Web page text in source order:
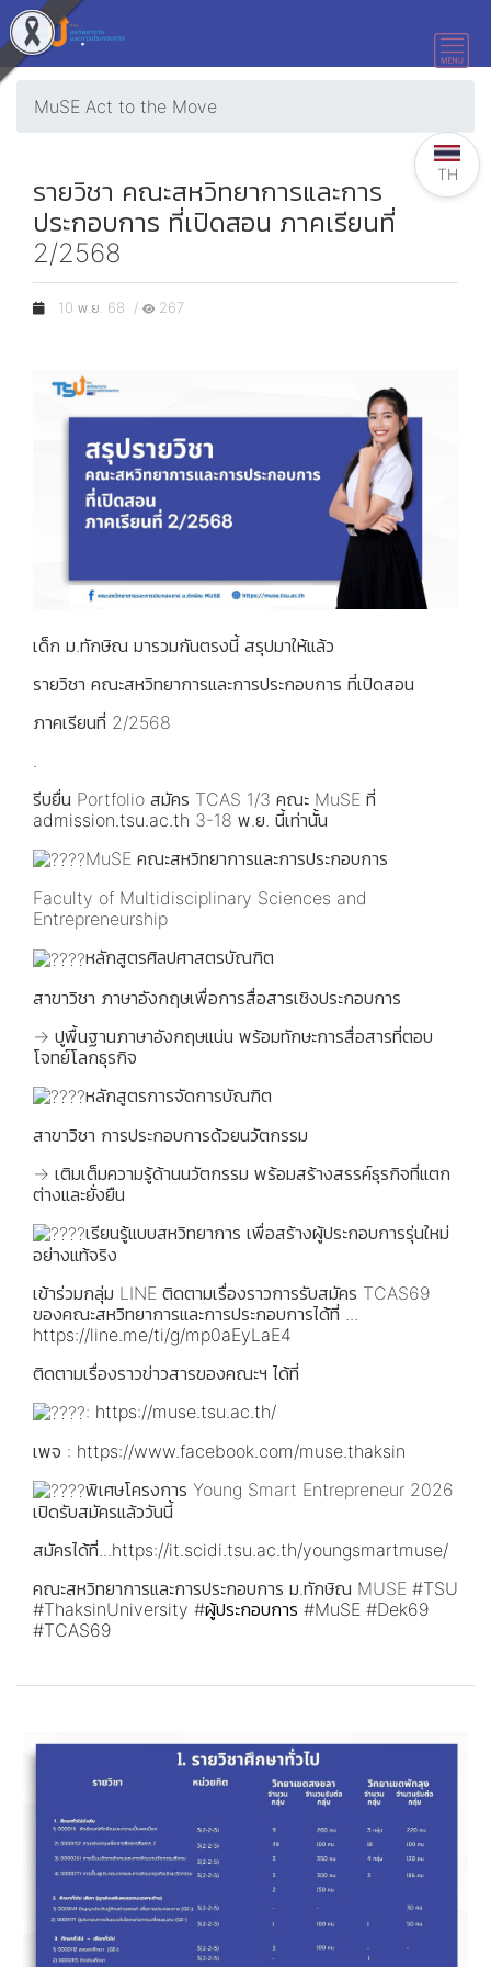
MuSE Act to the Move
รายวิชา คณะสหวิทยาการและการ
ประกอบการ ที่เปิดสอน ภาคเรียนที่
2/2568
10 พ.ย. 68 / 267
เด็ก ม.ทักษิณ มารวมกันตรงนี้ สรุปมาให้แล้ว
รายวิชา คณะสหวิทยาการและการประกอบการ ที่เปิดสอน
ภาคเรียนที่ 2/2568
.
รีบยื่น Portfolio สมัคร TCAS 1/3 คณะ MuSE ที่
admission.tsu.ac.th 3-18 พ.ย. นี้เท่านั้น
MuSE คณะสหวิทยาการและการประกอบการ
Faculty of Multidisciplinary Sciences and
Entrepreneurship
หลักสูตรศิลปศาสตรบัณฑิต
สาขาวิชา ภาษาอังกฤษเพื่อการสื่อสารเชิงประกอบการ
→ ปูพื้นฐานภาษาอังกฤษแน่น พร้อมทักษะการสื่อสารที่ตอบ
โจทย์โลกธุรกิจ
หลักสูตรการจัดการบัณฑิต
สาขาวิชา การประกอบการด้วยนวัตกรรม
→ เติมเต็มความรู้ด้านนวัตกรรม พร้อมสร้างสรรค์ธุรกิจที่แตก
ต่างและยั่งยืน
เรียนรู้แบบสหวิทยาการ เพื่อสร้างผู้ประกอบการรุ่นใหม่
อย่างแท้จริง
เข้าร่วมกลุ่ม LINE ติดตามเรื่องราวการรับสมัคร TCAS69
ของคณะสหวิทยาการและการประกอบการได้ที่ ...
https://line.me/ti/g/mp0aEyLaE4
ติดตามเรื่องราวข่าวสารของคณะฯ ได้ที่
: https://muse.tsu.ac.th/
เพจ : https://www.facebook.com/muse.thaksin
พิเศษโครงการ Young Smart Entrepreneur 2026
เปิดรับสมัครแล้ววันนี้
สมัครได้ที่...https://it.scidi.tsu.ac.th/youngsmartmuse/
คณะสหวิทยาการและการประกอบการ ม.ทักษิณ MUSE #TSU
#ThaksinUniversity #ผู้ประกอบการ #MuSE #Dek69
#TCAS69
TH